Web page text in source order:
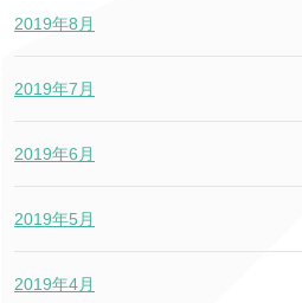
2019年8月
2019年7月
2019年6月
2019年5月
2019年4月